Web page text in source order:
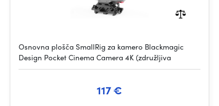
Osnovna plošča SmallRig za kamero Blackmagic
Design Pocket Cinema Camera 4K (združljiva
117 €